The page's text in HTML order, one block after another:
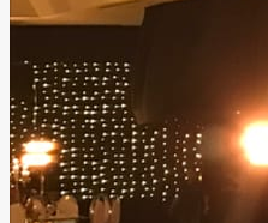
Salón 53
Culiacán, Sinaloa Salón
Información